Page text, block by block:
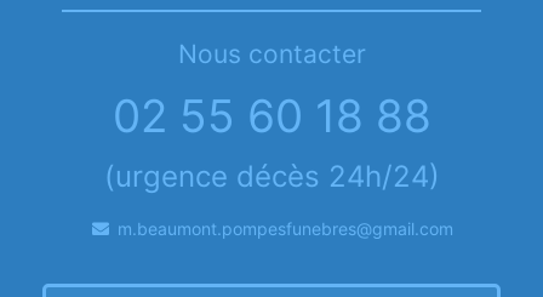
Nous contacter
02 55 60 18 88
(urgence décès 24h/24)
m.beaumont.pompesfunebres@gmail.com